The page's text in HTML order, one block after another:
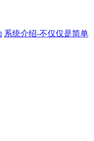
系统介绍-不仅仅是简单